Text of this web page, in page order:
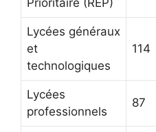
Lycées généraux
et
technologiques
114
Lycées
professionnels
87